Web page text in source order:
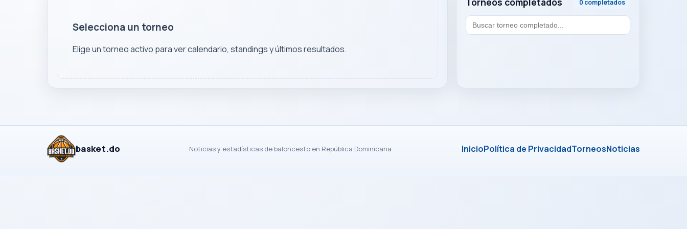
0 completados
Selecciona un torneo
Elige un torneo activo para ver calendario, standings y últimos resultados.
basket.do Noticias y estadísticas de baloncesto en República Dominicana. InicioPolítica de PrivacidadTorneosNoticias